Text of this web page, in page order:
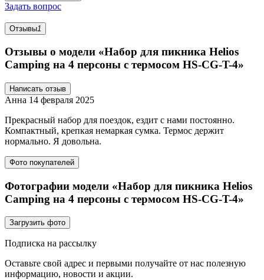
Задать вопрос
Отзывы1
Отзывы о модели «Набор для пикника Helios
Camping на 4 персоны с термосом HS-CG-T-4»
Написать отзыв
Анна 14 февраля 2025
Прекрасный набор для поездок, ездит с нами постоянно.
Компактный, крепкая немаркая сумка. Термос держит
нормально. Я довольна.
Фото покупателей
Фотографии модели «Набор для пикника Helios
Camping на 4 персоны с термосом HS-CG-T-4»
Загрузить фото
Подписка на рассылку
Оставьте свой адрес и первыми получайте от нас полезную
информацию, новости и акции.